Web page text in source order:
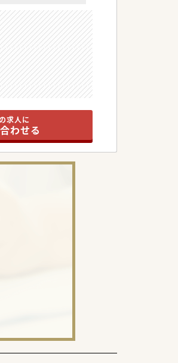
求人に
わせる